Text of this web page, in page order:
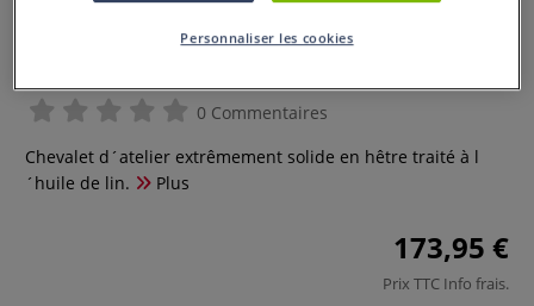
0 Commentaires
Chevalet d´atelier extrêmement solide en hêtre traité à l
´huile de lin.
Plus
173,95 €
Prix TTC Info frais.
Personnaliser les cookies